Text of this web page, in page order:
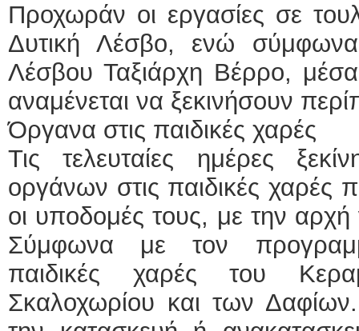
Προχωράν οι εργασίες σε
Δυτική Λέσβο, ενώ
Λέσβου Ταξιάρχη Βέρρο,
αναμένεται να ξεκινήσουν
Όργανα στις παιδικές χαρές
Τις τελευταίες ημέρες
οργάνων στις παιδικές χαρές
οι υποδομές τους, με την αρχή
Σύμφωνα με τον
παιδικές χαρές του
Σκαλοχωρίου και των Δαφίων.